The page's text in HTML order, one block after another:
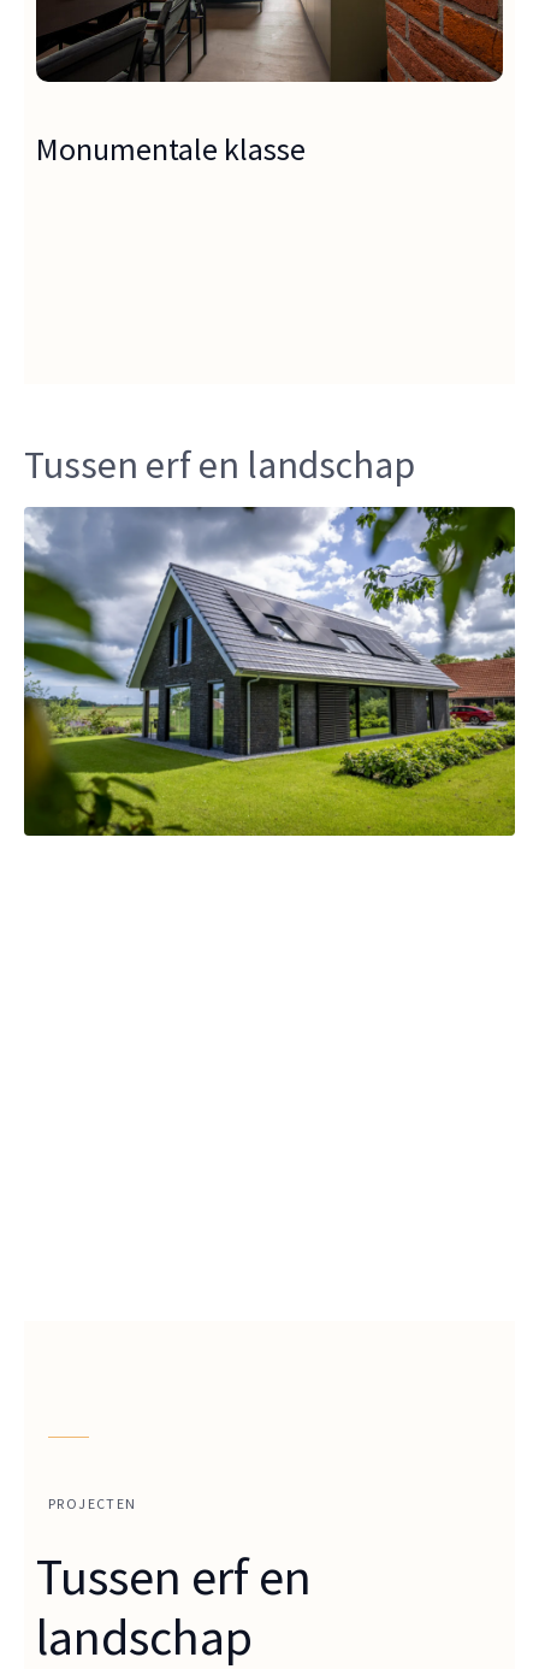
Monumentale klasse
Tussen erf en landschap
PROJECTEN
Tussen erf en
landschap